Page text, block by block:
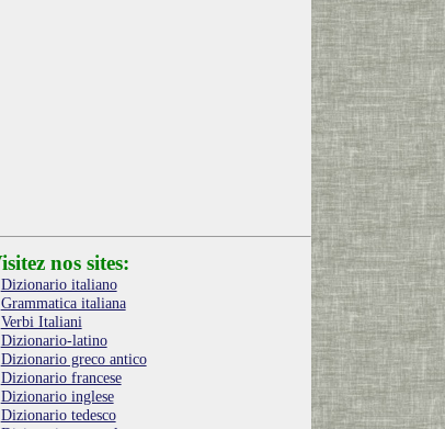
nos sites:
Dizionario italiano
Grammatica italiana
Verbi Italiani
Dizionario-latino
Dizionario greco antico
Dizionario francese
Dizionario inglese
Dizionario tedesco